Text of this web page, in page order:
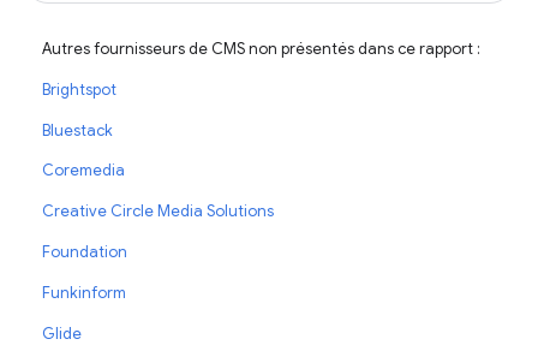
Autres fournisseurs de CMS non présentés dans ce rapport :
Brightspot
Bluestack
Coremedia
Creative Circle Media Solutions
Foundation
Funkinform
Glide